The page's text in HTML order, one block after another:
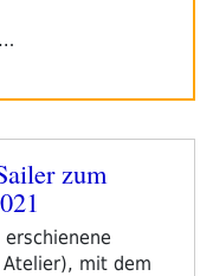
zum
Atelier), mit dem